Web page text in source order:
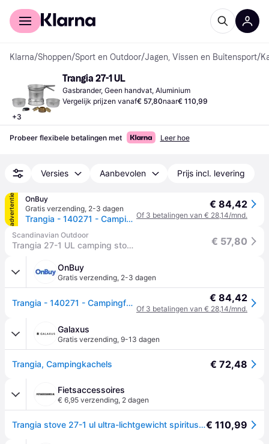
Voor shoppers
Klarna/Shoppen/Sport en Outdoor/Jagen, Vissen en Buitensport/
+3
Trangia 27-1 UL
Gasbrander, Geen handvat, Aluminium
Vergelijk prijzen vanaf€ 57,80naar€ 110,99
Probeer flexibele betalingen met Leer hoe
Versies Aanbevolen Prijs incl. levering
advertentie
OnBuy
Gratis verzending, 2-3 dagen
Trangia - 140271 - Campingfornuis - 2x 1L - 27-1/UL
€ 84,42
Of 3 betalingen van € 28,14/mnd.
Scandinavian Outdoor
Trangia 27-1 UL camping stove € 57,80
OnBuy
Gratis verzending, 2-3 dagen
Trangia - 140271 - Campingfornuis - 2x 1L - 27-1/UL € 84,42
Of 3 betalingen van € 28,14/mnd.
Galaxus
Gratis verzending, 9-13 dagen
Trangia, Campingkachels € 72,48
Fietsaccessoires
€ 6,95 verzending, 2 dagen
Trangia stove 27-1 ul ultra-lichtgewicht spiritus campingkookset 18,5 x 10 cm€ 110,99